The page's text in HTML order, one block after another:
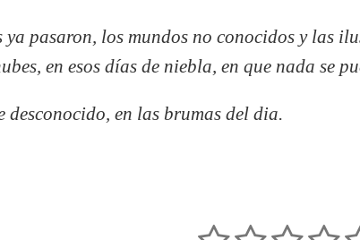
ya pasaron, los mundos no conocidos y las
en esos días de niebla, en que nada se
desconocido, en las brumas del dia.